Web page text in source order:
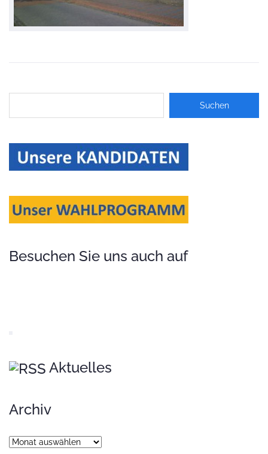
Besuchen Sie uns auch auf
Aktuelles
Archiv
Archiv